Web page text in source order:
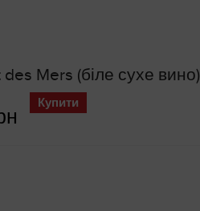
des Mers (біле сухе вино)
Купити